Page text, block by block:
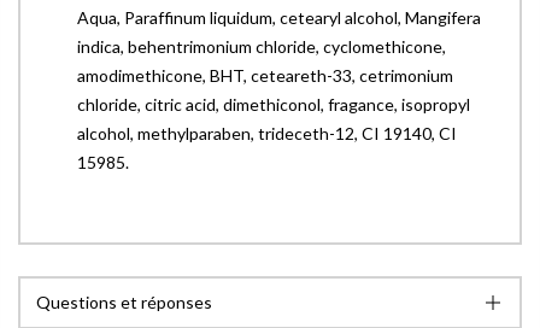
Aqua, Paraffinum liquidum, cetearyl alcohol, Mangifera
indica, behentrimonium chloride, cyclomethicone,
amodimethicone, BHT, ceteareth-33, cetrimonium
chloride, citric acid, dimethiconol, fragance, isopropyl
alcohol, methylparaben, trideceth-12, CI 19140, CI
15985.
Questions et réponses